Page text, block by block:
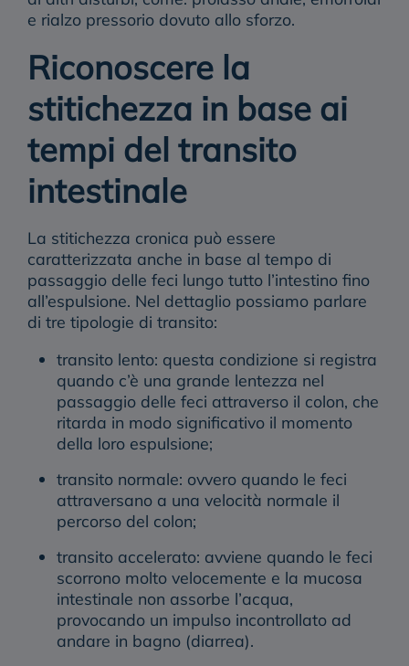
e rialzo pressorio dovuto allo sforzo.
Riconoscere la
stitichezza in base ai
tempi del transito
intestinale
La stitichezza cronica può essere
caratterizzata anche in base al tempo di
passaggio delle feci lungo tutto l’intestino fino
all’espulsione. Nel dettaglio possiamo parlare
di tre tipologie di transito:
transito lento: questa condizione si registra
quando c’è una grande lentezza nel
passaggio delle feci attraverso il colon, che
ritarda in modo significativo il momento
della loro espulsione;
transito normale: ovvero quando le feci
attraversano a una velocità normale il
percorso del colon;
transito accelerato: avviene quando le feci
scorrono molto velocemente e la mucosa
intestinale non assorbe l’acqua,
provocando un impulso incontrollato ad
andare in bagno (diarrea).